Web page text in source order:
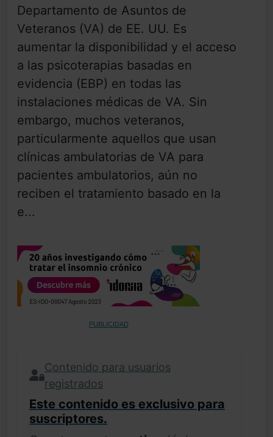
Departamento de Asuntos de
Veteranos (VA) de EE. UU. Es
aumentar la disponibilidad y el acceso
a las psicoterapias basadas en
evidencia (EBP) en todas las
instalaciones médicas de VA. Sin
embargo, muchos veteranos,
particularmente aquellos que usan
clínicas ambulatorias de VA para
pacientes ambulatorios, aún no
reciben el tratamiento basado en la
e...
PUBLICIDAD
Contenido para usuarios
registrados
Este contenido es exclusivo para
suscriptores.